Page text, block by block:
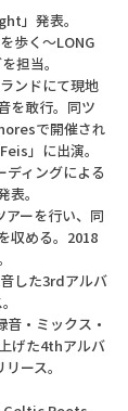
」発表。
歩く～LONG
担当。
ンドにて現地
を敢行。同ツ
で開催され
」に出演。
ディングによる
。
アーを行い、同
収める。2018
した3rdアルバ
・ミックス・
げた4thアルバ
ース。